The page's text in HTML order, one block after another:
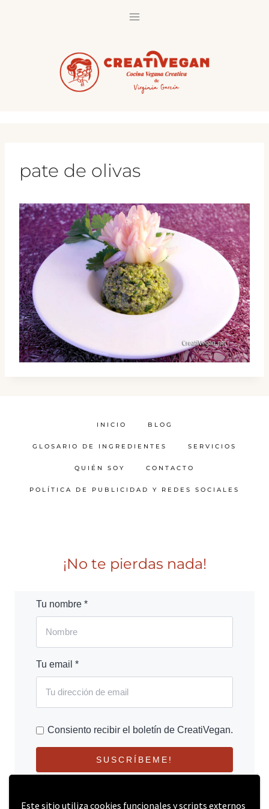
Este sitio utiliza cookies funcionales y scripts externos
pate de olivas
INICIO BLOG
GLOSARIO DE INGREDIENTES SERVICIOS
QUIÉN SOY CONTACTO
POLÍTICA DE PUBLICIDAD Y REDES SOCIALES
¡No te pierdas nada!
Tu nombre *
Tu email *
Consiento recibir el boletín de CreatiVegan.
SUSCRÍBEME!